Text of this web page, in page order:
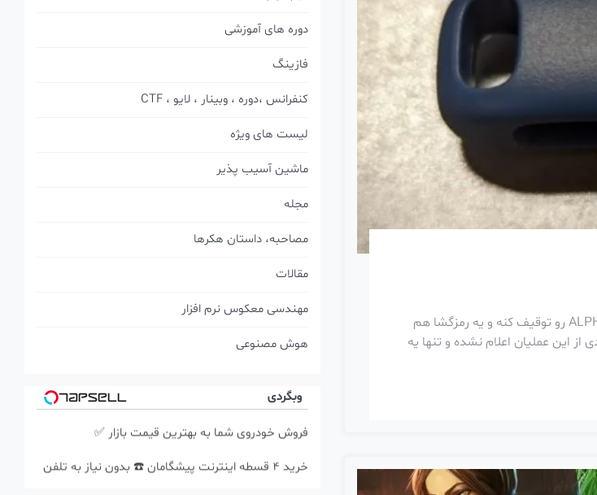
وزارت دادگستری آمریکا امروز اعلام کرده که تونسته وب سایت های گروه باج افزاری ALPHV رو توقیف کنه و یه رمزگشا هم
زیادی از این عملیان اعلام نشده و تنها یه
دوره های آموزشی
فازینگ
کنفرانس ،دوره ، وبینار ، لایو ، CTF
لیست های ویژه
ماشین آسیب پذیر
مجله
مصاحبه، داستان هکرها
مقالات
مهندسی معکوس نرم افزار
هوش مصنوعی
وبگردی
فروش خودروی شما به بهترین قیمت بازار ✅
خرید 4 قسطه اینترنت پیشگامان ☎️ بدون نیاز به تلفن